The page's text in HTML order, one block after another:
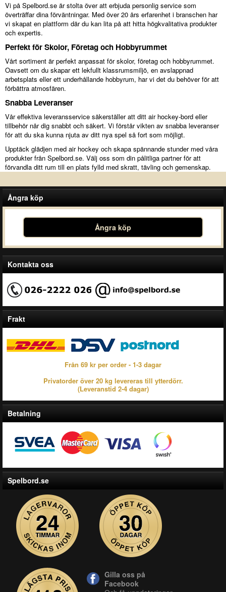
Vi på Spelbord.se är stolta över att erbjuda personlig service som
överträffar dina förväntningar. Med över 20 års erfarenhet i branschen har
vi skapat en plattform där du kan lita på att hitta högkvalitativa produkter
och expertis.
Perfekt för Skolor, Företag och Hobbyrummet
Vårt sortiment är perfekt anpassat för skolor, företag och hobbyrummet.
Oavsett om du skapar ett lekfullt klassrumsmiljö, en avslappnad
arbetsplats eller ett underhållande hobbyrum, har vi det du behöver för att
förbättra atmosfären.
Snabba Leveranser
Vår effektiva leveransservice säkerställer att ditt air hockey-bord eller
tillbehör når dig snabbt och säkert. Vi förstår vikten av snabba leveranser
för att du ska kunna njuta av ditt nya spel så fort som möjligt.
Upptäck glädjen med air hockey och skapa spännande stunder med våra
produkter från Spelbord.se. Välj oss som din pålitliga partner för att
förvandla ditt rum till en plats fylld med skratt, tävling och gemenskap.
Ångra köp
Ångra köp
Kontakta oss
Frakt
Från 69 kr per order - 1-3 dagar
Privatorder över 20 kg levereras till ytterdörr.
(Leveranstid 2-4 dagar)
Betalning
Spelbord.se
Gilla oss på
Facebook